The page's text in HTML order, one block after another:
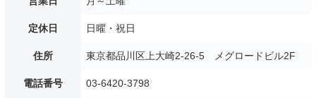
定休日 日曜・祝日
住所 東京都品川区上大崎2-26-5 メグロードビル2F
電話番号 03-6420-3798